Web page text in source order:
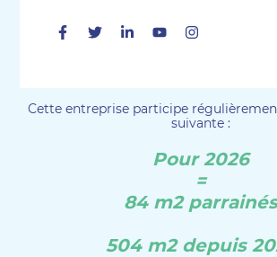
FacebookTwitterLinkedinYoutube
Cette entreprise participe
suivante :
Pour 2026
=
84 m2 parrainés
504 m2 depuis